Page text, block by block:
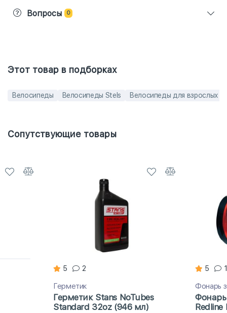
Вопросы 0
Этот товар в подборках
Велосипеды Велосипеды Stels Велосипеды для взрослых
Сопутствующие товары
5 2
Герметик
Герметик Stans NoTubes
Standard 32oz (946 мл)
5 1
Фонарь
Redline